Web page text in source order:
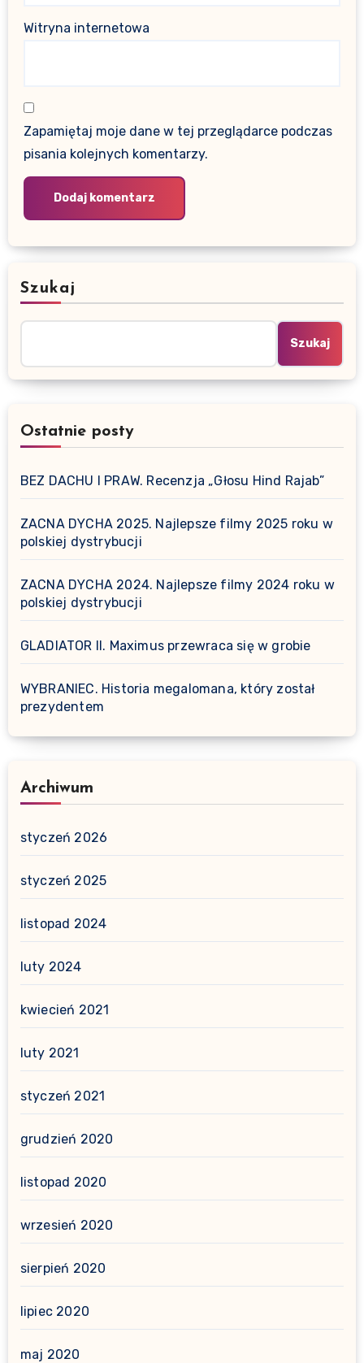
Witryna internetowa
Zapamiętaj moje dane w tej przeglądarce podczas
pisania kolejnych komentarzy.
Szukaj
Szukaj
Ostatnie posty
BEZ DACHU I PRAW. Recenzja „Głosu Hind Rajab”
ZACNA DYCHA 2025. Najlepsze filmy 2025 roku w
polskiej dystrybucji
ZACNA DYCHA 2024. Najlepsze filmy 2024 roku w
polskiej dystrybucji
GLADIATOR II. Maximus przewraca się w grobie
WYBRANIEC. Historia megalomana, który został
prezydentem
Archiwum
styczeń 2026
styczeń 2025
listopad 2024
luty 2024
kwiecień 2021
luty 2021
styczeń 2021
grudzień 2020
listopad 2020
wrzesień 2020
sierpień 2020
lipiec 2020
maj 2020